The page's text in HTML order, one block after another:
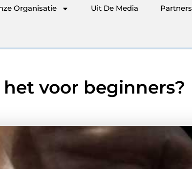
Organisatie Uit De Media Partners
het voor beginners?